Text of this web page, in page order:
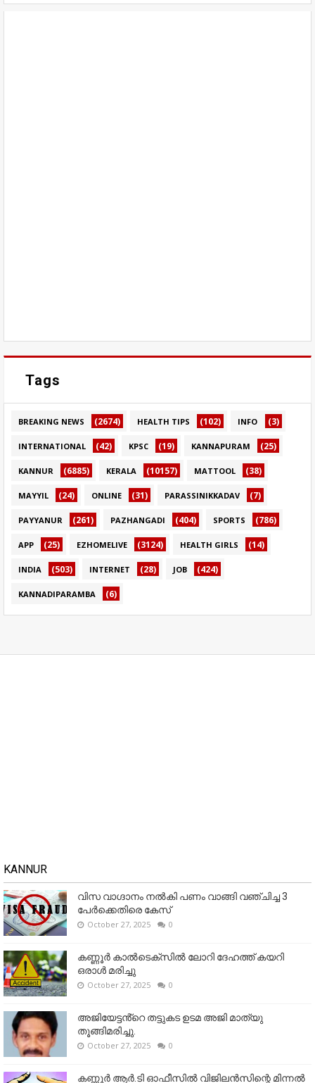
Tags
BREAKING NEWS (2674) HEALTH TIPS (102) INFO (3)
INTERNATIONAL (42) KPSC (19) KANNAPURAM (25)
KANNUR (6885) KERALA (10157) MATTOOL (38)
MAYYIL (24) ONLINE (31) PARASSINIKKADAV (7)
PAYYANUR (261) PAZHANGADI (404) SPORTS (786)
APP (25) EZHOMELIVE (3124) HEALTH GIRLS (14)
INDIA (503) INTERNET (28) JOB (424)
KANNADIPARAMBA (6)
KANNUR
വിസ വാഗ്ദാനം നൽകി പണം വാങ്ങി വഞ്ചിച്ച 3
പേർക്കെതിരെ കേസ്
October 27, 2025 0
കണ്ണൂര്‍ കാല്‍ടെക്‌സില്‍ ലോറി ദേഹത്ത് കയറി
ഒരാള്‍ മരിച്ചു
October 27, 2025 0
അജിയേട്ടൻ്റെ തട്ടുകട ഉടമ അജി മാത്യു
തൂങ്ങിമരിച്ചു.
October 27, 2025 0
കണ്ണൂര്‍ ആര്‍.ടി ഓഫീസില്‍ വിജിലൻസിന്റെ മിന്നല്‍